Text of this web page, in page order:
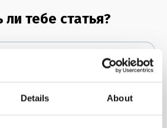
Details About
тебе статья?